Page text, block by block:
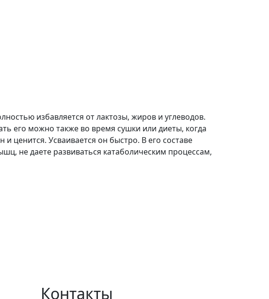
избавляется от лактозы, жиров и углеводов.
его можно также во время сушки или диеты, когда
ценится. Усваивается он быстро. В его составе
не даете развиваться катаболическим процессам,
Контакты